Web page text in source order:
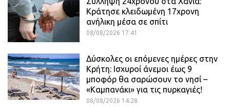
Κράτησε κλειδωμένη 17χρονη
ανήλικη μέσα σε σπίτι
08/08/2026 17:41
Δύσκολες οι επόμενες ημέρες στην
Κρήτη: Ισχυροί άνεμοι έως 9
μποφόρ θα σαρώσουν το νησί –
«Καμπανάκι» για τις πυρκαγιές!
08/08/2026 14:28